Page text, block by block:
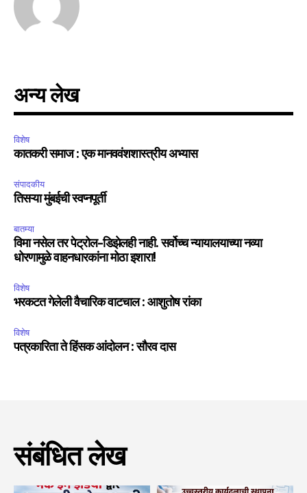
अन्य लेख
विशेष
कातकरी समाज : एक मानववंशशास्त्रीय अभ्यास
संपादकीय
तिसऱ्या मुंबईची स्वप्नपूर्ती
बातम्या
विमा नसेल तर पेट्रोल-डिझेलही नाही. सर्वोच्च न्यायालयाच्या नव्या
धोरणामुळे वाहनधारकांना मोठा इशारा!
विशेष
भरकटत गेलेली वैचारिक वाटचाल : आशुतोष रांका
विशेष
पत्रकारिता ते हिंसक आंदोलन : सौरव दास
संबंधित लेख